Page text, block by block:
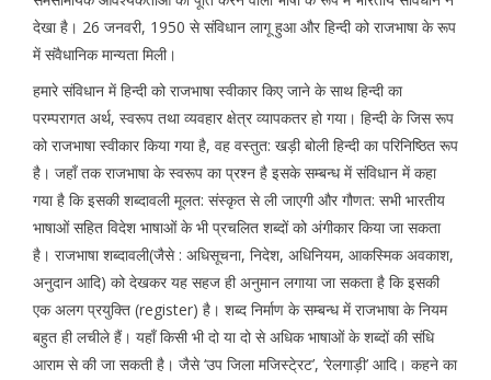
देखा है। 26 जनवरी, 1950 से संविधान लागू हुआ और हिन्दी को राजभाषा के रूप
में संवैधानिक मान्यता मिली।
हमारे संविधान में हिन्दी को राजभाषा स्वीकार किए जाने के साथ हिन्दी का
परम्परागत अर्थ, स्वरूप तथा व्यवहार क्षेत्र व्यापकतर हो गया। हिन्दी के जिस रूप
को राजभाषा स्वीकार किया गया है, वह वस्तुत: खड़ी बोली हिन्दी का परिनिष्ठित रूप
है। जहाँ तक राजभाषा के स्वरूप का प्रश्न है इसके सम्बन्ध में संविधान में कहा
गया है कि इसकी शब्दावली मूलत: संस्कृत से ली जाएगी और गौणत: सभी भारतीय
भाषाओं सहित विदेश भाषाओं के भी प्रचलित शब्दों को अंगीकार किया जा सकता
है। राजभाषा शब्दावली(जैसे : अधिसूचना, निदेश, अधिनियम, आकस्मिक अवकाश,
अनुदान आदि) को देखकर यह सहज ही अनुमान लगाया जा सकता है कि इसकी
एक अलग प्रयुक्ति (register) है। शब्द निर्माण के सम्बन्ध में राजभाषा के नियम
बहुत ही लचीले हैं। यहाँ किसी भी दो या दो से अधिक भाषाओं के शब्दों की संधि
आराम से की जा सकती है। जैसे ‘उप जिला मजिस्टे्रट’, ‘रेलगाड़ी’ आदि। कहने का